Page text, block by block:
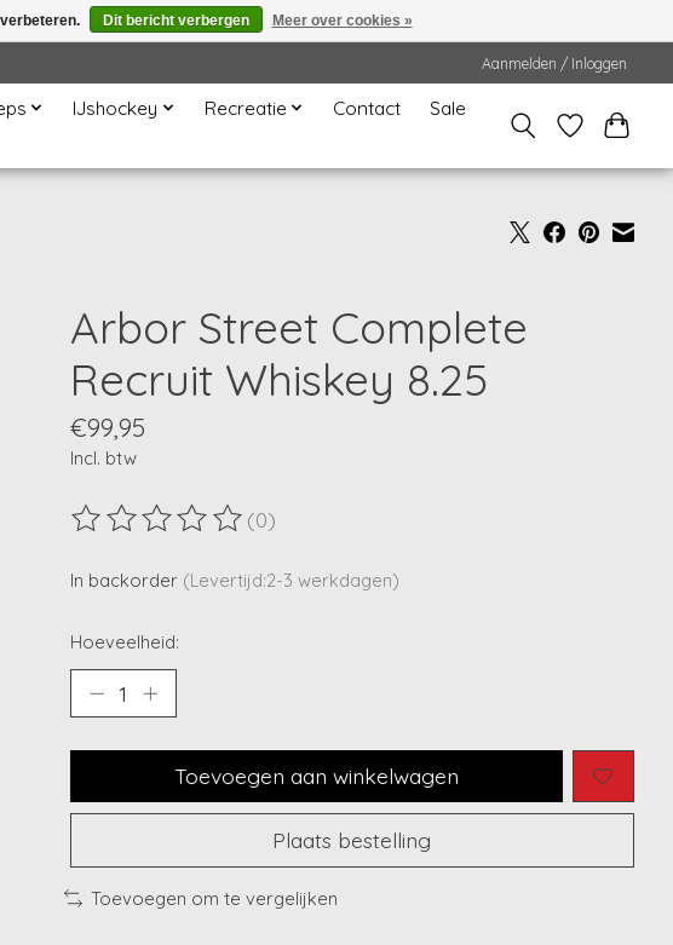
Aanmelden / Inloggen
IJshockey Recreatie Contact
Sale
Arbor Street Complete
Recruit Whiskey 8.25
€99,95
Incl. btw
De beoordeling van dit product is
(0)
In backorder (Levertijd:2-3 werkdagen)
Hoeveelheid:
Toevoegen aan winkelwagen
Plaats bestelling
Toevoegen om te vergelijken
Dit bericht verbergen Meer over cookies »